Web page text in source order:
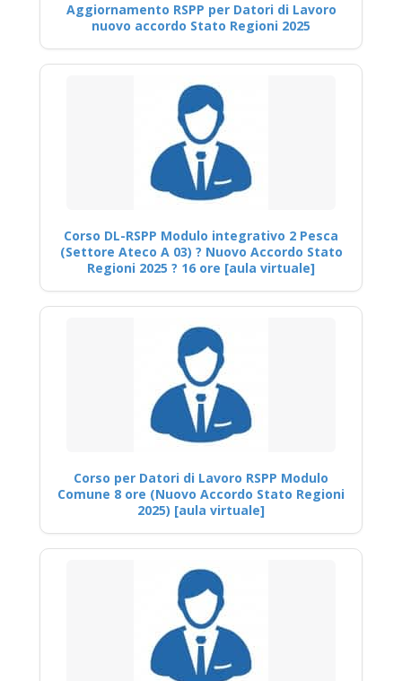
Aggiornamento RSPP per Datori di Lavoro
nuovo accordo Stato Regioni 2025
Corso DL-RSPP Modulo integrativo 2 Pesca
(Settore Ateco A 03) ? Nuovo Accordo Stato
Regioni 2025 ? 16 ore [aula virtuale]
Corso per Datori di Lavoro RSPP Modulo
Comune 8 ore (Nuovo Accordo Stato Regioni
2025) [aula virtuale]